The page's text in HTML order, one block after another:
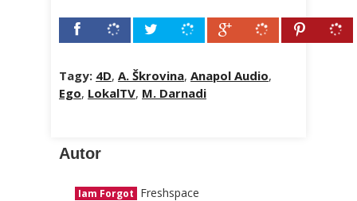
Tagy: 4D, A. Škrovina, Anapol Audio,
Ego, LokalTV, M. Darnadi
Autor
Iam Forgot Freshspace